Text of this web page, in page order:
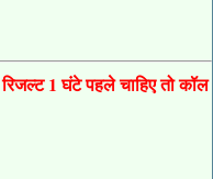
रिजल्ट 1 घंटे पहले चाहिए तो कॉल